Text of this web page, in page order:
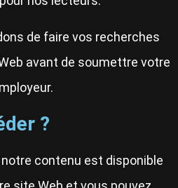
de faire vos recherches
avant de soumettre votre
?
contenu est disponible